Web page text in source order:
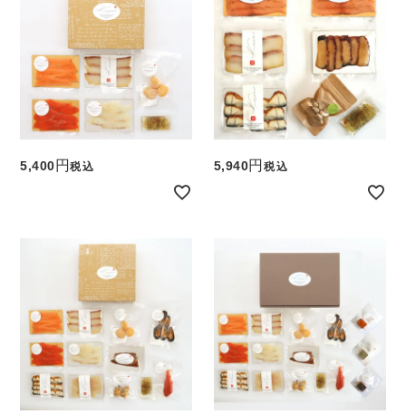
5,400 税込 5,940 税込